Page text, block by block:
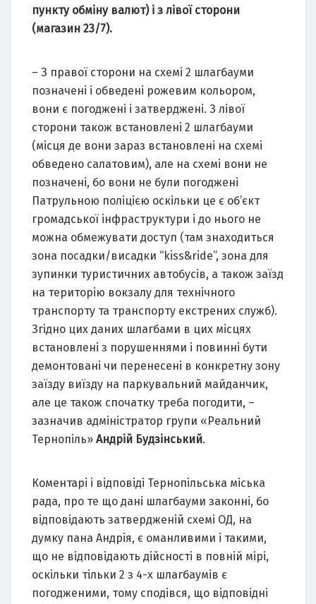
пункту обміну валют) і з лівої сторони
(магазин 23/7).
– З правої сторони на схемі 2 шлагбауми
позначені і обведені рожевим кольором,
вони є погоджені і затверджені. З лівої
сторони також встановлені 2 шлагбауми
(місця де вони зараз встановлені на схемі
обведено салатовим), але на схемі вони не
позначені, бо вони не були погоджені
Патрульною поліцією оскільки це є об’єкт
громадської інфраструктури і до нього не
можна обмежувати доступ (там знаходиться
зона посадки/висадки “kiss&ride”, зона для
зупинки туристичних автобусів, а також заїзд
на територію вокзалу для технічного
транспорту та транспорту екстрених служб).
Згідно цих даних шлагбами в цих місцях
встановлені з порушеннями і повинні бути
демонтовані чи перенесені в конкретну зону
заїзду виїзду на паркувальний майданчик,
але це також спочатку треба погодити, –
зазначив адміністратор групи «Реальний
Тернопіль» Андрій Будзінський.
Коментарі і відповіді Тернопільська міська
рада, про те що дані шлагбауми законні, бо
відповідають затвердженій схемі ОД, на
думку пана Андрія, є оманливими і такими,
що не відповідають дійсності в повній мірі,
оскільки тільки 2 з 4-х шлагбаумів є
погодженими, тому сподівся, що відповідні